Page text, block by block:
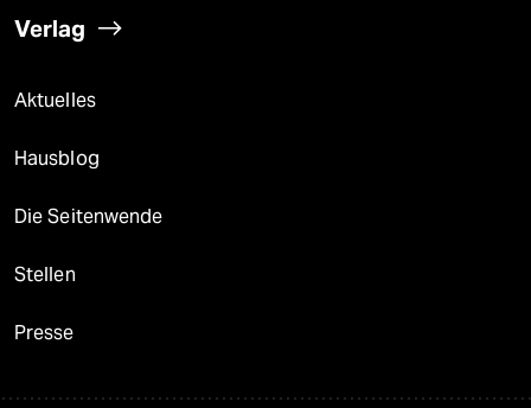
Verlag
Aktuelles
Hausblog
Die Seitenwende
Stellen
Presse